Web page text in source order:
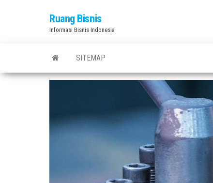
Ruang Bisnis
Informasi Bisnis Indonesia
SITEMAP